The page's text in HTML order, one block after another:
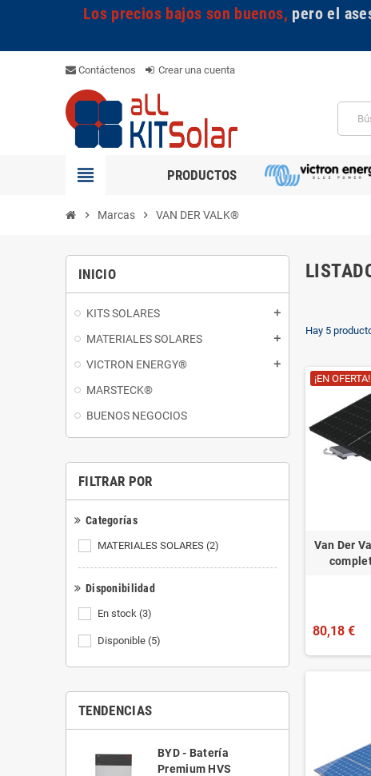
Los precios bajos son buenos, pero el
Contáctenos Crear una cuenta
view_headline PRODUCTOS
chevron_right Marcas chevron_right VAN DER VALK®
INICIO
KITS SOLARES add
MATERIALES SOLARES add
VICTRON ENERGY® add
MARSTECK®
BUENOS NEGOCIOS
FILTRAR POR
Categorías
MATERIALES SOLARES (2)
Disponibilidad
En stock (3)
Disponible (5)
TENDENCIAS
BYD - Batería
Premium HVS
Hay 5
¡EN OFERTA!
Van Der
80,18 €